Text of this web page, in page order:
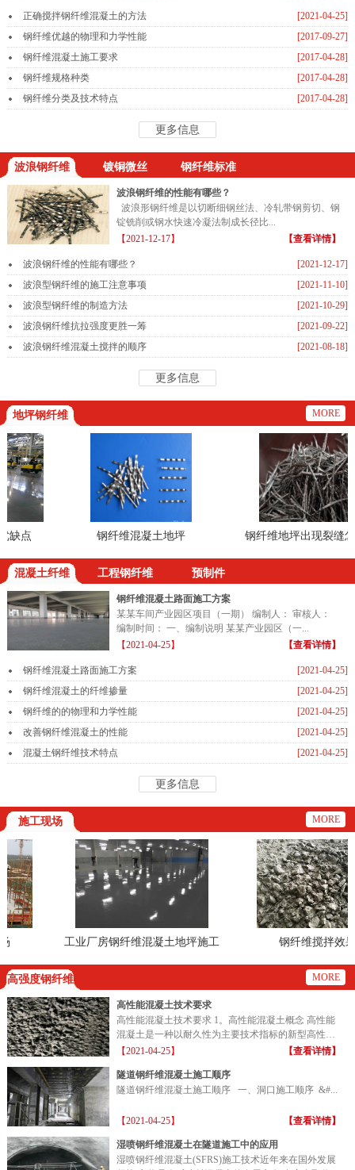
[2021-04-25]
正确搅拌钢纤维混凝土的方法
[2017-09-27]
钢纤维优越的物理和力学性能
[2017-04-28]
钢纤维混凝土施工要求
[2017-04-28]
钢纤维规格种类
[2017-04-28]
钢纤维分类及技术特点
更多信息
波浪钢纤维 镀铜微丝 钢纤维标准
波浪钢纤维的性能有哪些？
波浪形钢纤维是以切断细钢丝法、冷轧带钢剪切、钢
锭铣削或钢水快速冷凝法制成长径比...
【2021-12-17】
【查看详情】
[2021-12-17]
波浪钢纤维的性能有哪些？
[2021-11-10]
波浪型钢纤维的施工注意事项
[2021-10-29]
波浪型钢纤维的制造方法
[2021-09-22]
波浪钢纤维抗拉强度更胜一筹
[2021-08-18]
波浪钢纤维混凝土搅拌的顺序
更多信息
地坪钢纤维 MORE
点 钢纤维混凝土地坪 钢纤维地坪出现裂缝怎
混凝土纤维 工程钢纤维 预制件
钢纤维混凝土路面施工方案
某某车间产业园区项目（一期） 编制人： 审核人：
编制时间： 一、编制说明 某某产业园区（一...
【2021-04-25】
【查看详情】
[2021-04-25]
钢纤维混凝土路面施工方案
[2021-04-25]
钢纤维混凝土的纤维掺量
[2021-04-25]
钢纤维的的物理和力学性能
[2021-04-25]
改善钢纤维混凝土的性能
[2021-04-25]
混凝土钢纤维技术特点
更多信息
施工现场 MORE
工业厂房钢纤维混凝土地坪施工
钢纤维搅拌效果
高强度钢纤维 MORE
高性能混凝土技术要求
高性能混凝土技术要求 1。高性能混凝土概念 高性能
混凝土是一种以耐久性为主要技术指标的新型高性能
混凝土...
【2021-04-25】 【查看详情】
隧道钢纤维混凝土施工顺序
隧道钢纤维混凝土施工顺序 一、洞口施工顺序 &#...
【2021-04-25】 【查看详情】
湿喷钢纤维混凝土在隧道施工中的应用
湿喷钢纤维混凝土(SFRS)施工技术近年来在国外发展